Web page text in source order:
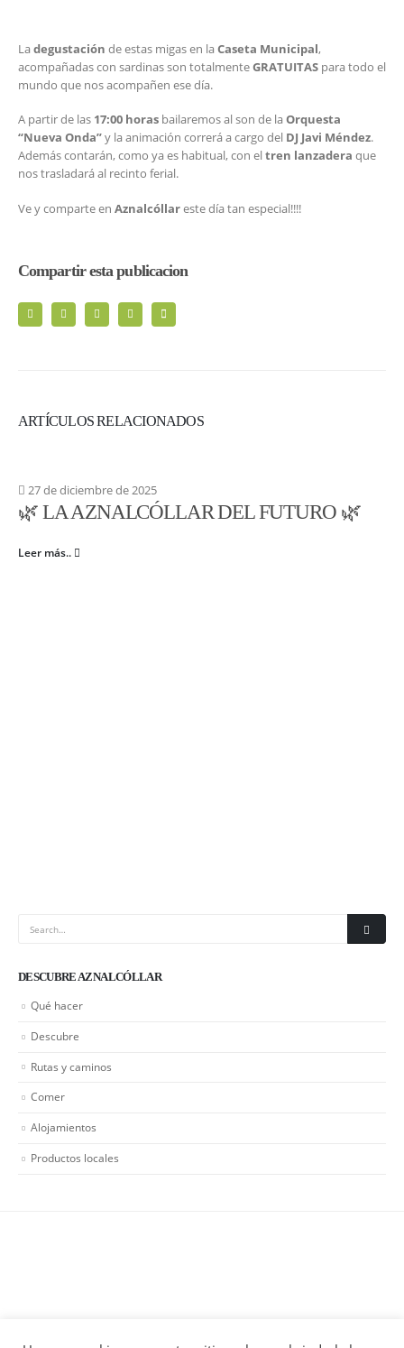
Ladegustación de estas migas en laCaseta Municipal,
acompañadas con sardinas son totalmenteGRATUITAS para todo el
mundo que nos acompañen ese día.
A partir de las 17:00 horas bailaremos al son de laOrquesta
“Nueva Onda”y la animación correrá a cargo del DJ Javi Méndez.
Además contarán, como ya es habitual, con eltren lanzadera que
nos trasladará al recinto ferial.
Ve y comparte en Aznalcóllareste día tan especial!!!!
Compartir esta publicacion
ARTÍCULOS RELACIONADOS
27 de diciembre de 2025
🌿 LA AZNALCÓLLAR DEL FUTURO 🌿
Leer más..
DESCUBRE AZNALCÓLLAR
Qué hacer
Descubre
Rutas y caminos
Comer
Alojamientos
Productos locales